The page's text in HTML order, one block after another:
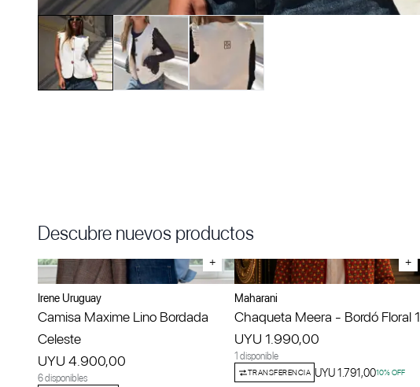
Descubre nuevos productos
+
Irene Uruguay
Camisa Maxime Lino Bordada
Celeste
UYU 4.900,00
6 disponibles
+
Maharani
Chaqueta Meera - Bordó Floral 1
UYU 1.990,00
1 disponible
TRANSFERENCIA UYU 1.791,0010% OFF